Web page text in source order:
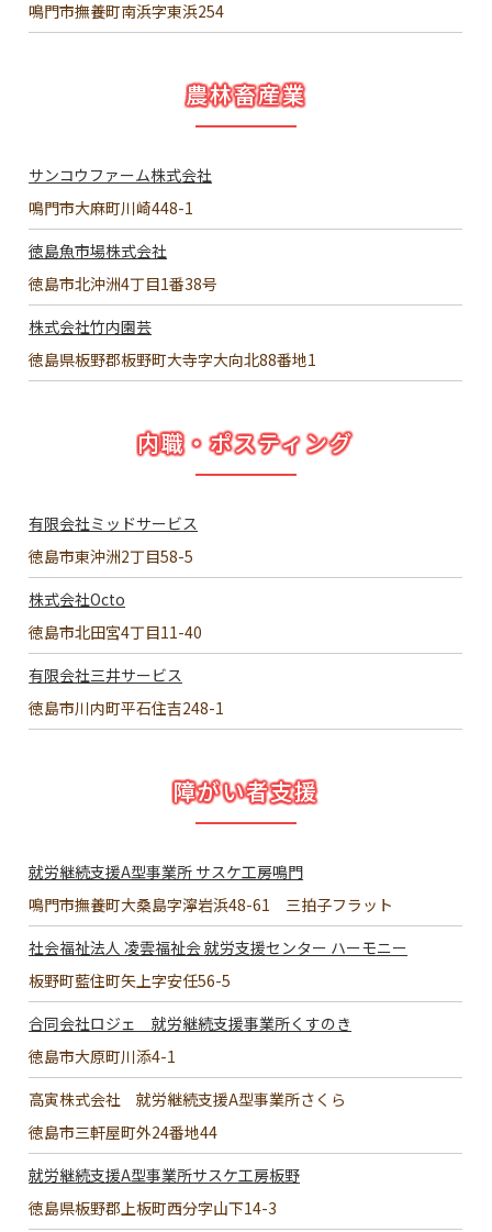
鳴門市撫養町南浜字東浜254
農林畜産業
サンコウファーム株式会社
鳴門市大麻町川崎448-1
徳島魚市場株式会社
徳島市北沖洲4丁目1番38号
株式会社竹内園芸
徳島県板野郡板野町大寺字大向北88番地1
内職・ポスティング
有限会社ミッドサービス
徳島市東沖洲2丁目58-5
株式会社Octo
徳島市北田宮4丁目11-40
有限会社三井サービス
徳島市川内町平石住吉248-1
障がい者支援
就労継続支援A型事業所 サスケ工房鳴門
鳴門市撫養町大桑島字濘岩浜48-61 三拍子フラット
社会福祉法人 凌雲福祉会 就労支援センター ハーモニー
板野町藍住町矢上字安任56-5
合同会社ロジェ 就労継続支援事業所くすのき
徳島市大原町川添4-1
高寅株式会社 就労継続支援A型事業所さくら
徳島市三軒屋町外24番地44
就労継続支援A型事業所サスケ工房板野
徳島県板野郡上板町西分字山下14-3